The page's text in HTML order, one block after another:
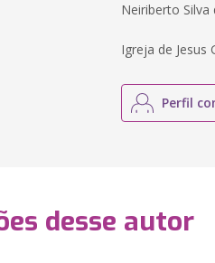
Neiriberto Silva
Igreja de Jesus
Perfil
desse autor